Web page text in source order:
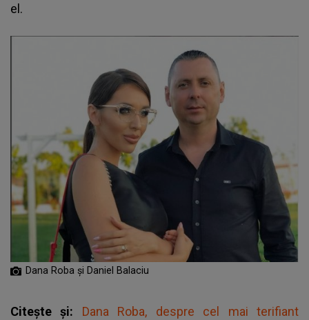
el.
Dana Roba și Daniel Balaciu
Citește și: Dana Roba, despre cel mai terifiant